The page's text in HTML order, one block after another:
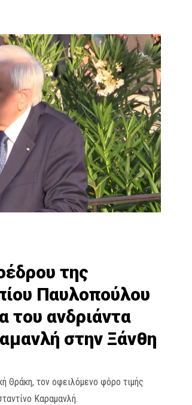
της
Παυλοπούλου
του ανδριάντα
στην Ξάνθη
Θράκη, τον οφειλόμενο φόρο τιμής
Καραμανλή.